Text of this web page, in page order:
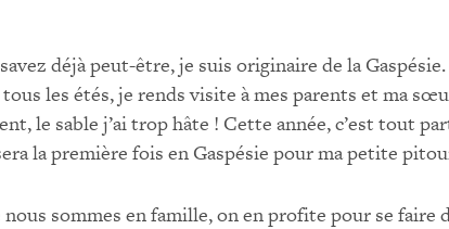
déjà peut-être, je suis originaire de la
les étés, je rends visite à mes parents et ma
le sable j’ai trop hâte ! Cette année, c’est tout
la première fois en Gaspésie pour ma petite
sommes en famille, on en profite pour se faire